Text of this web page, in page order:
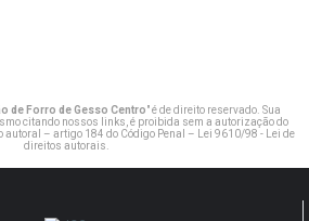
de Forro de Gesso Centro" é de direito reservado. Sua
citando nossos links, é proibida sem a autorização do
autoral – artigo 184 do Código Penal – Lei 9610/98 - Lei de
direitos autorais.